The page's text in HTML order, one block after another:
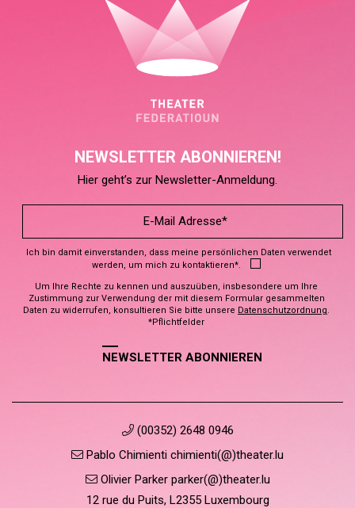
NEWSLETTER ABONNIEREN!
Hier geht’s zur Newsletter-Anmeldung.
Ich bin damit einverstanden, dass meine persönlichen Daten verwendet
werden, um mich zu kontaktieren*.
Um Ihre Rechte zu kennen und auszuüben, insbesondere um Ihre
Zustimmung zur Verwendung der mit diesem Formular gesammelten
Daten zu widerrufen, konsultieren Sie bitte unsere Datenschutzordnung.
*Pflichtfelder
NEWSLETTER ABONNIEREN
(00352) 2648 0946
Pablo Chimienti chimienti(@)theater.lu
Olivier Parker parker(@)theater.lu
12 rue du Puits, L2355 Luxembourg